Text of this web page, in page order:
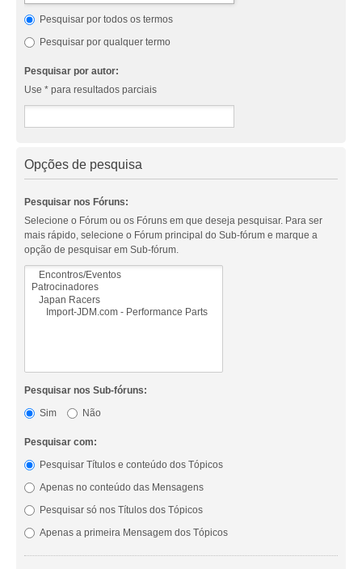
Pesquisar por todos os termos
Pesquisar por qualquer termo
Pesquisar por autor:
Use * para resultados parciais
Opções de pesquisa
Pesquisar nos Fóruns:
Selecione o Fórum ou os Fóruns em que deseja pesquisar. Para ser
mais rápido, selecione o Fórum principal do Sub-fórum e marque a
opção de pesquisar em Sub-fórum.
Pesquisar nos Sub-fóruns:
Sim
Não
Pesquisar com:
Pesquisar Títulos e conteúdo dos Tópicos
Apenas no conteúdo das Mensagens
Pesquisar só nos Títulos dos Tópicos
Apenas a primeira Mensagem dos Tópicos